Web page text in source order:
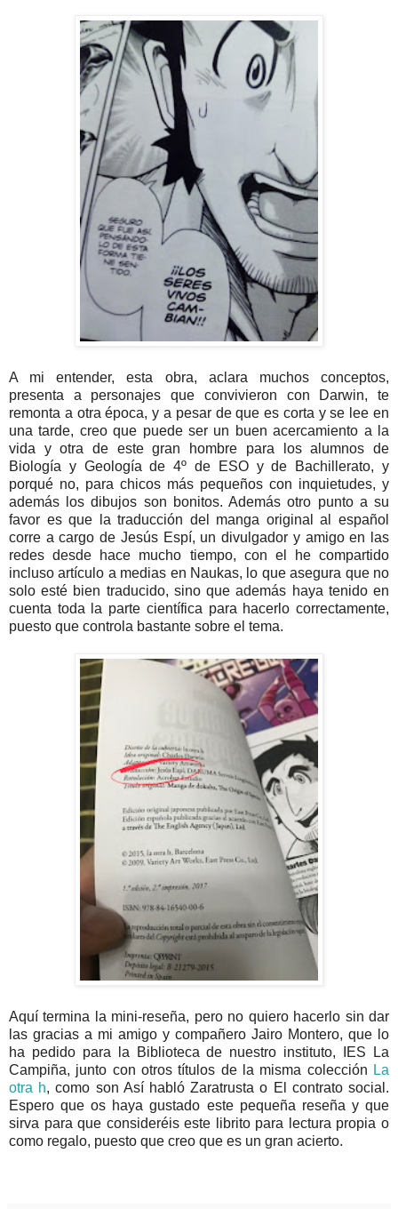
A mi entender, esta obra, aclara muchos conceptos,
presenta a personajes que convivieron con Darwin, te
remonta a otra época, y a pesar de que es corta y se lee en
una tarde, creo que puede ser un buen acercamiento a la
vida y otra de este gran hombre para los alumnos de
Biología y Geología de 4º de ESO y de Bachillerato, y
porqué no, para chicos más pequeños con inquietudes, y
además los dibujos son bonitos. Además otro punto a su
favor es que la traducción del manga original al español
corre a cargo de Jesús Espí, un divulgador y amigo en las
redes desde hace mucho tiempo, con el he compartido
incluso artículo a medias en Naukas, lo que asegura que no
solo esté bien traducido, sino que además haya tenido en
cuenta toda la parte científica para hacerlo correctamente,
puesto que controla bastante sobre el tema.
Aquí termina la mini-reseña, pero no quiero hacerlo sin dar
las gracias a mi amigo y compañero Jairo Montero, que lo
ha pedido para la Biblioteca de nuestro instituto, IES La
Campiña, junto con otros títulos de la misma colección La
otra h, como son Así habló Zaratrusta o El contrato social.
Espero que os haya gustado este pequeña reseña y que
sirva para que consideréis este librito para lectura propia o
como regalo, puesto que creo que es un gran acierto.